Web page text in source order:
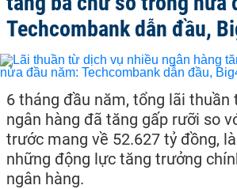
Techcombank dẫn đầu,
6 tháng đầu năm, tổng lãi thuần
ngân hàng đã tăng gấp rưỡi so
trước mang về 52.627 tỷ đồng,
những động lực tăng trưởng
ngân hàng.